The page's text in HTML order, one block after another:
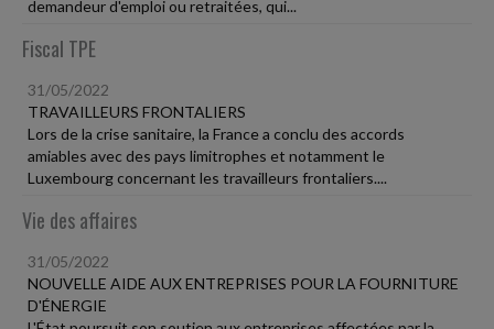
demandeur d'emploi ou retraitées, qui...
Fiscal TPE
31/05/2022
TRAVAILLEURS FRONTALIERS
Lors de la crise sanitaire, la France a conclu des accords
amiables avec des pays limitrophes et notamment le
Luxembourg concernant les travailleurs frontaliers....
Vie des affaires
31/05/2022
NOUVELLE AIDE AUX ENTREPRISES POUR LA FOURNITURE
D'ÉNERGIE